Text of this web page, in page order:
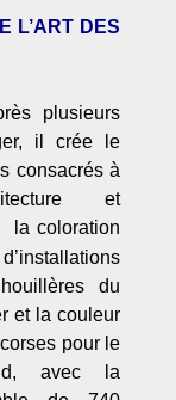
L’ART DES
plusieurs
il crée le
consacrés à
et
la coloration
du
et la couleur
pour le
avec la